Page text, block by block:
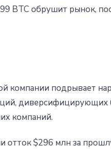
BTC обрушит рынок,
компании подрывает
диверсифицирующих
компаний.
отток $296 млн за